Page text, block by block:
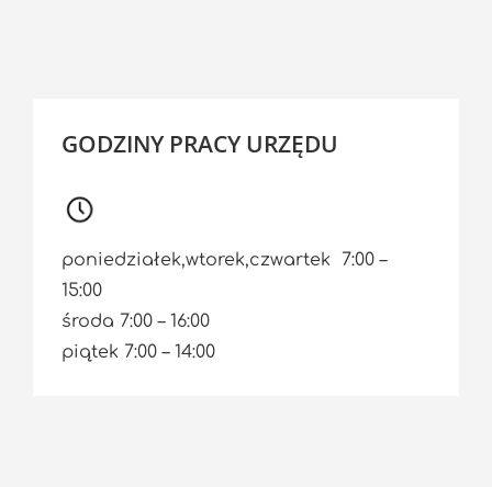
GODZINY PRACY URZĘDU
poniedziałek,wtorek,czwartek 7:00 –
15:00
środa 7:00 – 16:00
piątek 7:00 – 14:00